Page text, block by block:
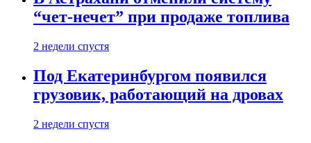
“чет-нечет” при продаже топлива
2 недели спустя
Под Екатеринбургом появился
грузовик, работающий на дровах
2 недели спустя